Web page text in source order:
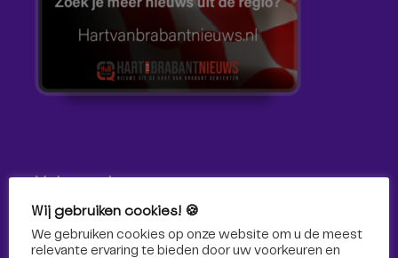
Volg ons!
Volg Omroep Tilburg niet alleen hier, maar ook via social
media!
Wij gebruiken cookies! 🍪
We gebruiken cookies op onze website om u de meest
relevante ervaring te bieden door uw voorkeuren en